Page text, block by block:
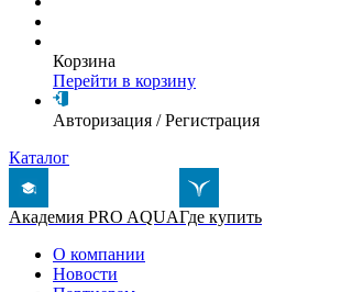
Корзина
Перейти в корзину
Авторизация /Регистрация
Каталог
Академия PRO AQUAГде купить
О компании
Новости